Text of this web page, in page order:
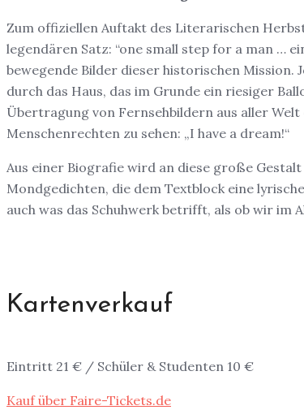
Zum offiziellen Auftakt des Literarischen
legendären Satz: “one small step for a man …
bewegende Bilder dieser historischen Mission.
durch das Haus, das im Grunde ein riesiger
Übertragung von Fernsehbildern aus aller
Menschenrechten zu sehen: „I have a dream!“
Aus einer Biografie wird an diese große
Mondgedichten, die dem Textblock eine
auch was das Schuhwerk betrifft, als ob wir im
Kartenverkauf
Eintritt 21 € / Schüler & Studenten 10 €
Kauf über Faire-Tickets.de